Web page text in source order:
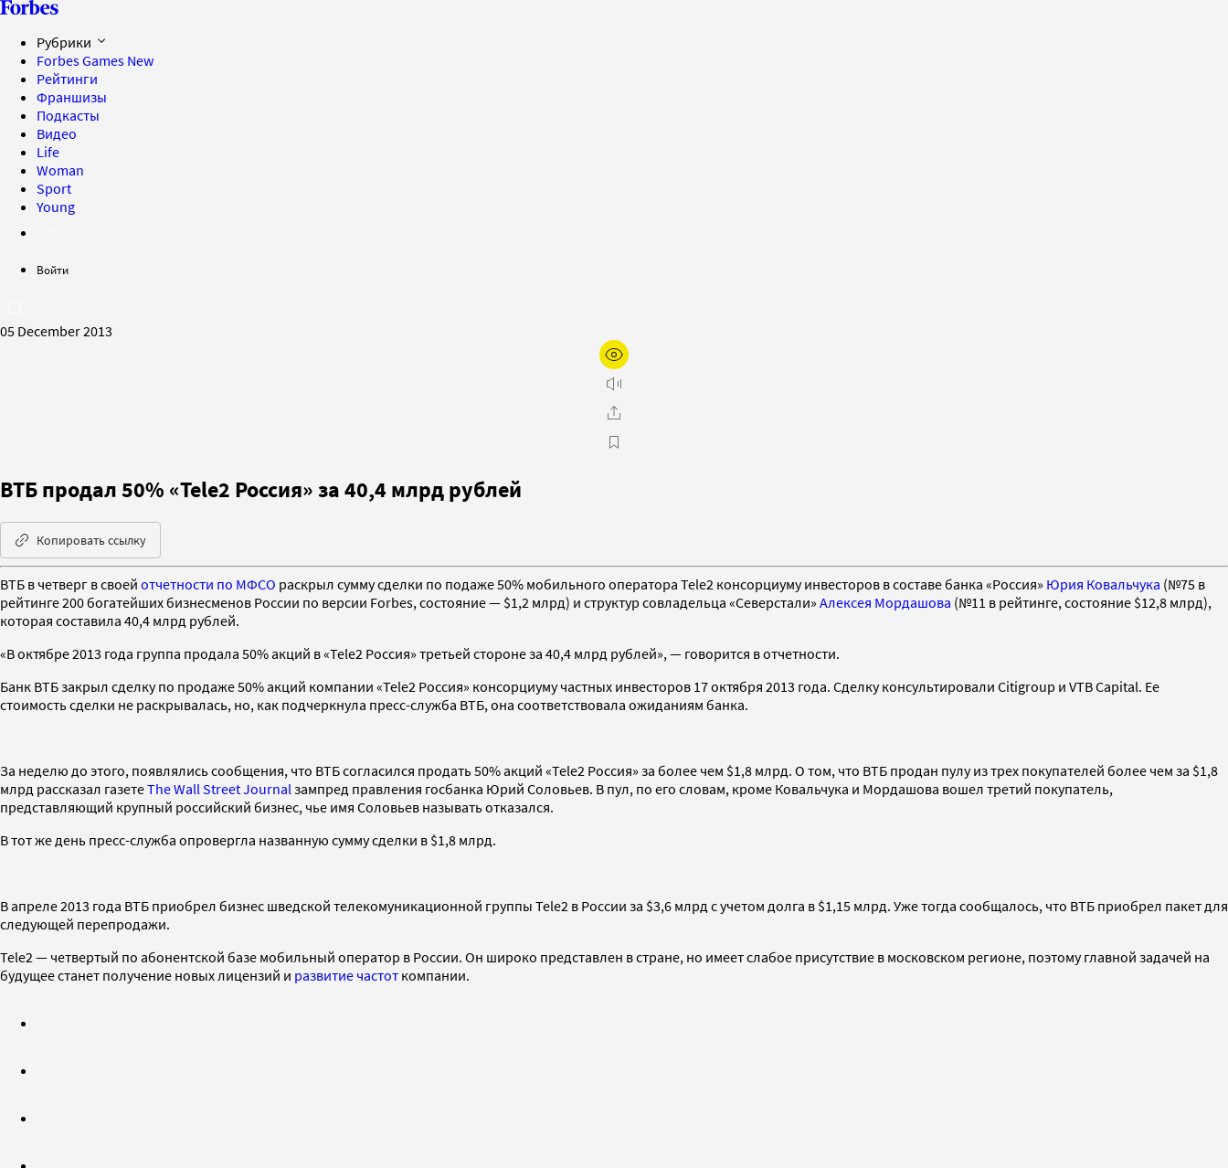
Рубрики
Forbes Games New
Рейтинги
Франшизы
Подкасты
Видео
Life
Woman
Sport
Young
Войти
05 December 2013
ВТБ продал 50% «Tele2 Россия» за 40,4 млрд рублей
Копировать ссылку
ВТБ в четверг в своей отчетности по МФСО раскрыл сумму сделки по подаже 50% мобильного оператора Tele2 консорциуму инвесторов в составе банка «Россия» Юрия Ковальчука (№75 в
рейтинге 200 богатейших бизнесменов России по версии Forbes, состояние — $1,2 млрд) и структур совладельца «Северстали» Алексея Мордашова (№11 в рейтинге, состояние $12,8 млрд),
которая составила 40,4 млрд рублей.
«В октябре 2013 года группа продала 50% акций в «Tele2 Россия» третьей стороне за 40,4 млрд рублей», — говорится в отчетности.
Банк ВТБ закрыл сделку по продаже 50% акций компании «Tele2 Россия» консорциуму частных инвесторов 17 октября 2013 года. Сделку консультировали Citigroup и VTB Capital. Ее
стоимость сделки не раскрывалась, но, как подчеркнула пресс-служба ВТБ, она соответствовала ожиданиям банка.
За неделю до этого, появлялись сообщения, что ВТБ согласился продать 50% акций «Tele2 Россия» за более чем $1,8 млрд. О том, что ВТБ продан пулу из трех покупателей более чем за $1,8
млрд рассказал газетеThe Wall Street Journal зампред правления госбанка Юрий Соловьев. В пул, по его словам, кроме Ковальчука и Мордашова вошел третий покупатель,
представляющий крупный российский бизнес, чье имя Соловьев называть отказался.
В тот же день пресс-служба опровергла названную сумму сделки в $1,8 млрд.
В апреле 2013 года ВТБ приобрел бизнес шведской телекомуникационной группы Tele2 в России за $3,6 млрд с учетом долга в $1,15 млрд. Уже тогда сообщалось, что ВТБ приобрел пакет для
следующей перепродажи.
Tele2 — четвертый по абонентской базе мобильный оператор в России. Он широко представлен в стране, но имеет слабое присутствие в московском регионе, поэтому главной задачей на
будущее станет получение новых лицензий и развитие частот компании.